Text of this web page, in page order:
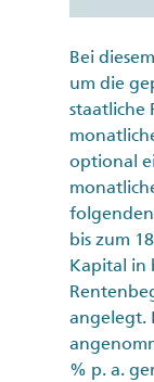
Bei
um die
staatliche
optional
bis zum
Kapital in
angelegt.
% p. a.